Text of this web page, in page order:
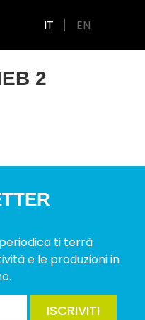
IT EN
2
ti terrà
e le produzioni in
ISCRIVITI